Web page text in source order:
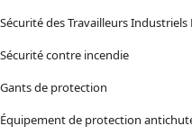
Sécurité des Travailleurs Industriels
Sécurité contre incendie
Gants de protection
Équipement de protection